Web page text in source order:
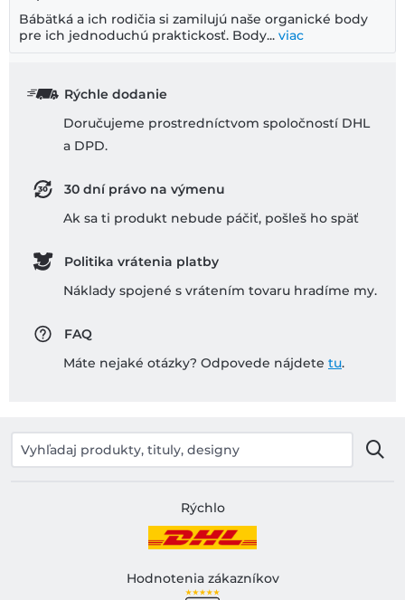
Bábätká a ich rodičia si zamilujú naše organické body
pre ich jednoduchú praktickosť. Body... viac
Rýchle dodanie
Doručujeme prostredníctvom spoločností DHL
a DPD.
30 dní právo na výmenu
Ak sa ti produkt nebude páčiť, pošleš ho späť
Politika vrátenia platby
Náklady spojené s vrátením tovaru hradíme my.
FAQ
Máte nejaké otázky? Odpovede nájdete tu.
Rýchlo
Hodnotenia zákazníkov